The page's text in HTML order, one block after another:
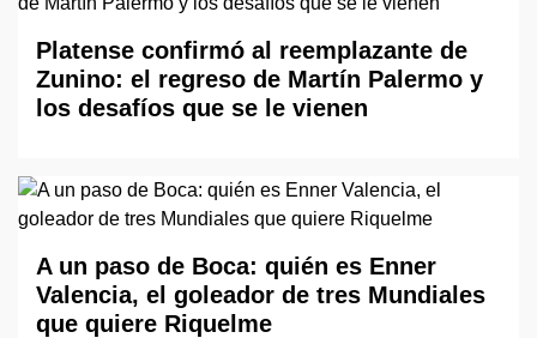
Platense confirmó al reemplazante de
Zunino: el regreso de Martín Palermo y
los desafíos que se le vienen
A un paso de Boca: quién es Enner
Valencia, el goleador de tres Mundiales
que quiere Riquelme